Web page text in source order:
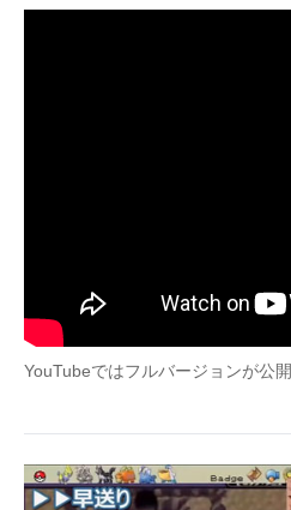
YouTubeではフルバージョンが公開